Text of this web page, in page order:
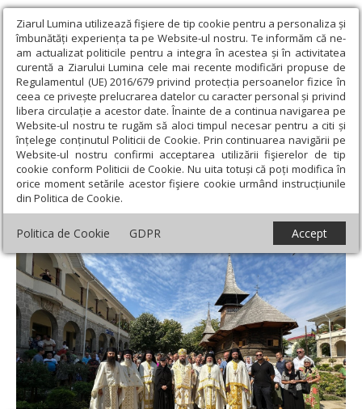
Ziarul Lumina utilizează fişiere de tip cookie pentru a personaliza și
îmbunătăți experiența ta pe Website-ul nostru. Te informăm că ne-
am actualizat politicile pentru a integra în acestea și în activitatea
curentă a Ziarului Lumina cele mai recente modificări propuse de
Regulamentul (UE) 2016/679 privind protecția persoanelor fizice în
ceea ce privește prelucrarea datelor cu caracter personal și privind
libera circulație a acestor date. Înainte de a continua navigarea pe
Website-ul nostru te rugăm să aloci timpul necesar pentru a citi și
înțelege conținutul Politicii de Cookie. Prin continuarea navigării pe
Website-ul nostru confirmi acceptarea utilizării fişierelor de tip
cookie conform Politicii de Cookie. Nu uita totuși că poți modifica în
orice moment setările acestor fişiere cookie urmând instrucțiunile
din Politica de Cookie.
Politica de Cookie GDPR Accept
Ziarul Lumina › Actualitate religioasă › Știri › Praznic luminat la
Mănăstirea „Sfânta Maria”-Techirghiol
Praznic luminat la Mănăstirea „Sfânta
Maria”-Techirghiol